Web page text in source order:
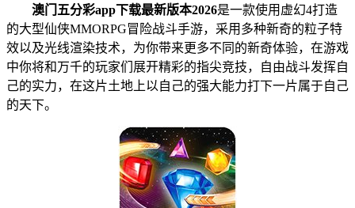
澳门五分彩app下载最新版本2026是一款使用虚幻4打造
的大型仙侠MMORPG冒险战斗手游，采用多种新奇的粒子特
效以及光线渲染技术，为你带来更多不同的新奇体验，在游戏
中你将和万千的玩家们展开精彩的指尖竞技，自由战斗发挥自
己的实力，在这片土地上以自己的强大能力打下一片属于自己
的天下。